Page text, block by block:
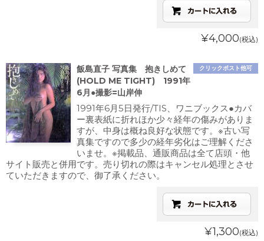
¥4,000(税込)
クリックポスト他可
飯島直子 写真集 抱きしめて
(HOLD ME TIGHT) 1991年
6月●撮影=山岸伸
1991年6月5日発行/TIS、ワニブックス●カバ
ー裏表紙に折れほか少々経年の傷みがありま
すが、中身は概ね良好な状態です。※古い写
真集ですので多少の経年劣化はご理解くださ
いませ。※掲載品、通販商品は全て店頭・他
サイト販売と併用です。売り切れの際はキャンセル処理とさせ
ていただきますので、御了承ください。
¥1,300(税込)